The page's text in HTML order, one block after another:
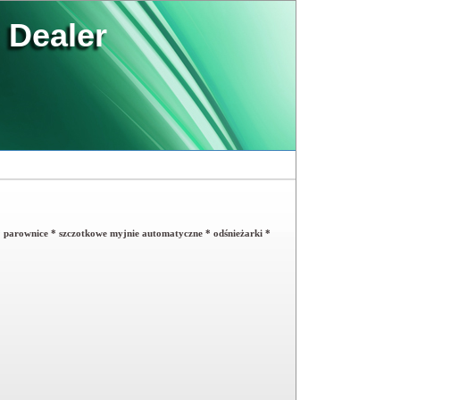
* szczotkowe myjnie automatyczne * odśnieżarki *